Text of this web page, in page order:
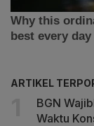
ARTIKEL
BGN
Waktu